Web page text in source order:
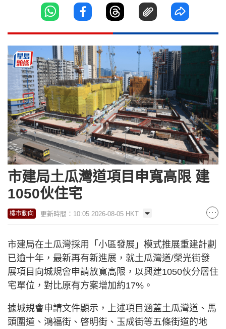
市建局土瓜灣道項目申寬高限 建
1050伙住宅
樓市動向 更新時間：10:05 2026-08-05 HKT
市建局在土瓜灣採用「小區發展」模式推展重建計劃
已逾十年，最新再有新進展，就土瓜灣道/榮光街發
展項目向城規會申請放寬高限，以興建1050伙分層住
宅單位，對比原有方案增加約17%。
據城規會申請文件顯示，上述項目涵蓋土瓜灣道、馬
頭圍道、鴻福街、啓明街、玉成街等五條街道的地